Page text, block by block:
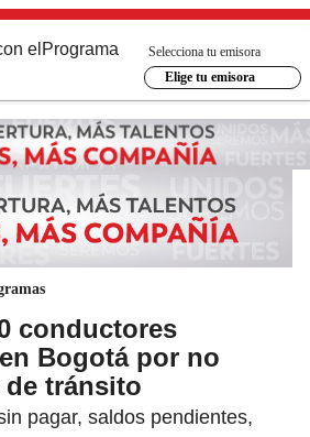
el Programa
Selecciona tu emisora
Elige tu emisora
conductores
Bogotá por no
de tránsito
pagar, saldos pendientes,